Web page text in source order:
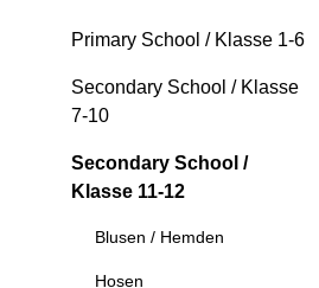
Primary School / Klasse 1-6
Secondary School / Klasse
7-10
Secondary School /
Klasse 11-12
Blusen / Hemden
Hosen